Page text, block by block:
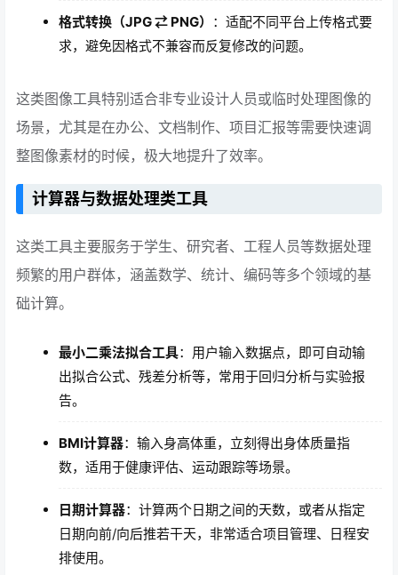
格式转换（JPG ⇄ PNG）
：适配不同平台上传格式要
求，避免因格式不兼容而反复修改的问题。
这类图像工具特别适合非专业设计人员或临时处理图像的
场景，尤其是在办公、文档制作、项目汇报等需要快速调
整图像素材的时候，极大地提升了效率。
计算器与数据处理类工具
这类工具主要服务于学生、研究者、工程人员等数据处理
频繁的用户群体，涵盖数学、统计、编码等多个领域的基
础计算。
最小二乘法拟合工具：用户输入数据点，即可自动输
出拟合公式、残差分析等，常用于回归分析与实验报
告。
BMI计算器：输入身高体重，立刻得出身体质量指
数，适用于健康评估、运动跟踪等场景。
日期计算器：计算两个日期之间的天数，或者从指定
日期向前/向后推若干天，非常适合项目管理、日程安
排使用。